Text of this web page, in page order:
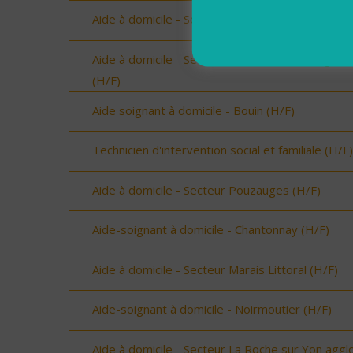
Aide à domicile - Secteur les Olonnes (H/F)
Aide à domicile - Secteur Terres de Montaigu
(H/F)
Aide soignant à domicile - Bouin (H/F)
Technicien d'intervention social et familiale (H/F)
Aide à domicile - Secteur Pouzauges (H/F)
Aide-soignant à domicile - Chantonnay (H/F)
Aide à domicile - Secteur Marais Littoral (H/F)
Aide-soignant à domicile - Noirmoutier (H/F)
Aide à domicile - Secteur La Roche sur Yon